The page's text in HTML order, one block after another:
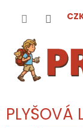
PLYŠOVÁ